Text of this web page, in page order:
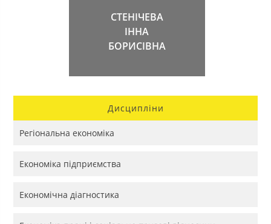
СТЕНІЧЕВА
ІННА
БОРИСІВНА
Дисципліни
Регіональна економіка
Економіка підприємства
Економічна діагностика